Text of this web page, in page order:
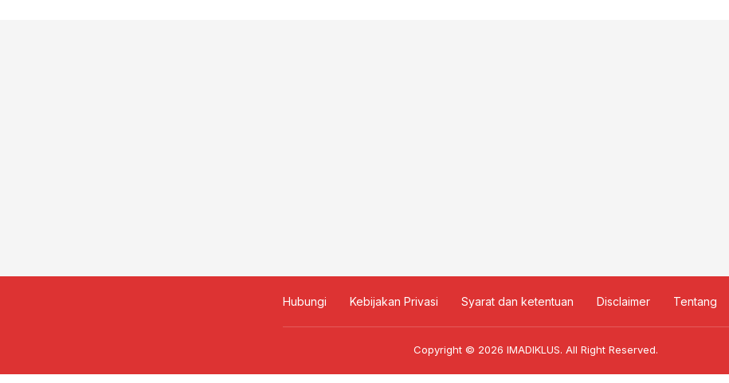
Hubungi Kebijakan Privasi Syarat dan ketentuan Disclaimer Tentang
Copyright © 2026 IMADIKLUS. All Right Reserved.